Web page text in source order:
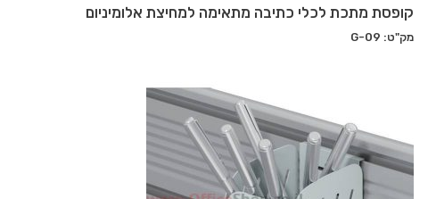
קופסת מתכת לכלי כתיבה מתאימה למחיצת אלומיניום
מק"ט: G-09